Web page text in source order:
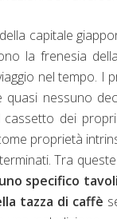
capitale
la frenesia
nel tempo. I
quasi nessuno
cassetto dei
proprietà
Tra
specifico
tazza di caffè